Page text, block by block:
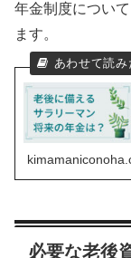
年金制度につい
ます。
必要な老後